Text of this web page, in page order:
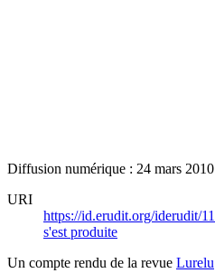
Diffusion numérique : 24 mars 2010
URI
https://id.erudit.org/iderudit/
s'est produite
Un compte rendu de la revue Lurelu